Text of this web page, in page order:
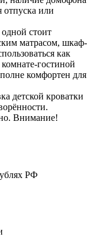
отпуска или
стоит
матрасом, шкаф-
как
гостиной
комфортен для
детской кроватки
Внимание!
РФ